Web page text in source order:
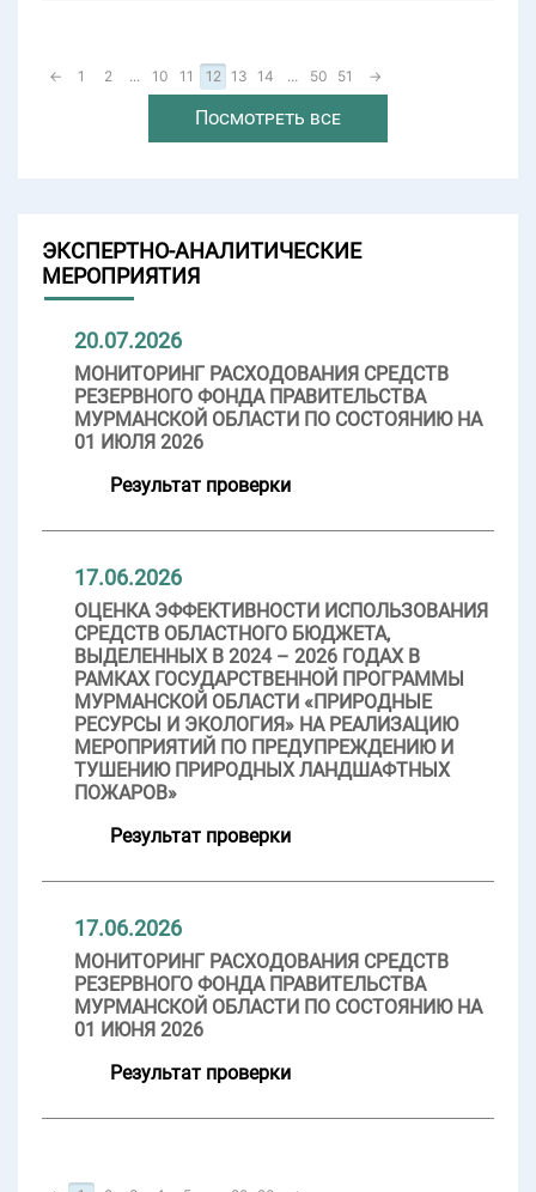
← 1 2 ... 10 11 12 13 14 ... 50 51 →
Посмотреть все
ЭКСПЕРТНО-АНАЛИТИЧЕСКИЕ
МЕРОПРИЯТИЯ
20.07.2026
МОНИТОРИНГ РАСХОДОВАНИЯ СРЕДСТВ
РЕЗЕРВНОГО ФОНДА ПРАВИТЕЛЬСТВА
МУРМАНСКОЙ ОБЛАСТИ ПО СОСТОЯНИЮ НА
01 ИЮЛЯ 2026
Результат проверки
17.06.2026
ОЦЕНКА ЭФФЕКТИВНОСТИ ИСПОЛЬЗОВАНИЯ
СРЕДСТВ ОБЛАСТНОГО БЮДЖЕТА,
ВЫДЕЛЕННЫХ В 2024 – 2026 ГОДАХ В
РАМКАХ ГОСУДАРСТВЕННОЙ ПРОГРАММЫ
МУРМАНСКОЙ ОБЛАСТИ «ПРИРОДНЫЕ
РЕСУРСЫ И ЭКОЛОГИЯ» НА РЕАЛИЗАЦИЮ
МЕРОПРИЯТИЙ ПО ПРЕДУПРЕЖДЕНИЮ И
ТУШЕНИЮ ПРИРОДНЫХ ЛАНДШАФТНЫХ
ПОЖАРОВ»
Результат проверки
17.06.2026
МОНИТОРИНГ РАСХОДОВАНИЯ СРЕДСТВ
РЕЗЕРВНОГО ФОНДА ПРАВИТЕЛЬСТВА
МУРМАНСКОЙ ОБЛАСТИ ПО СОСТОЯНИЮ НА
01 ИЮНЯ 2026
Результат проверки